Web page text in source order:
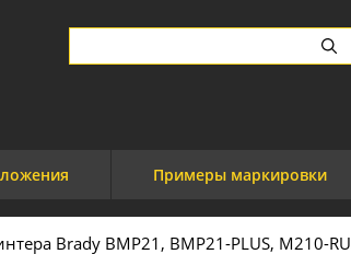
Примеры маркировки
Brady BMP21, BMP21-PLUS, M210-